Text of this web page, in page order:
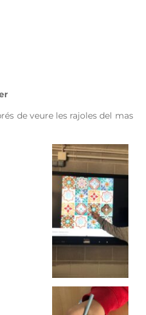
de veure les rajoles del mas